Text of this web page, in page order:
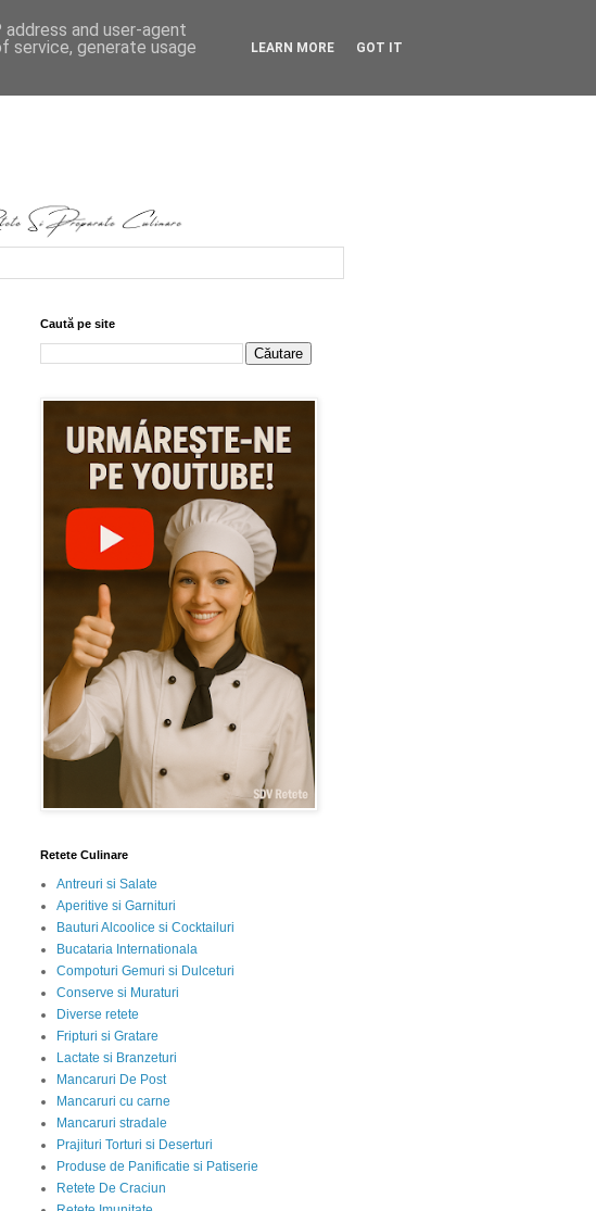
Caută pe site
Retete Culinare
Antreuri si Salate
Aperitive si Garnituri
Bauturi Alcoolice si Cocktailuri
Bucataria Internationala
Compoturi Gemuri si Dulceturi
Conserve si Muraturi
Diverse retete
Fripturi si Gratare
Lactate si Branzeturi
Mancaruri De Post
Mancaruri cu carne
Mancaruri stradale
Prajituri Torturi si Deserturi
Produse de Panificatie si Patiserie
Retete De Craciun
and user-agent
service, generate usage
LEARN MORE GOT IT